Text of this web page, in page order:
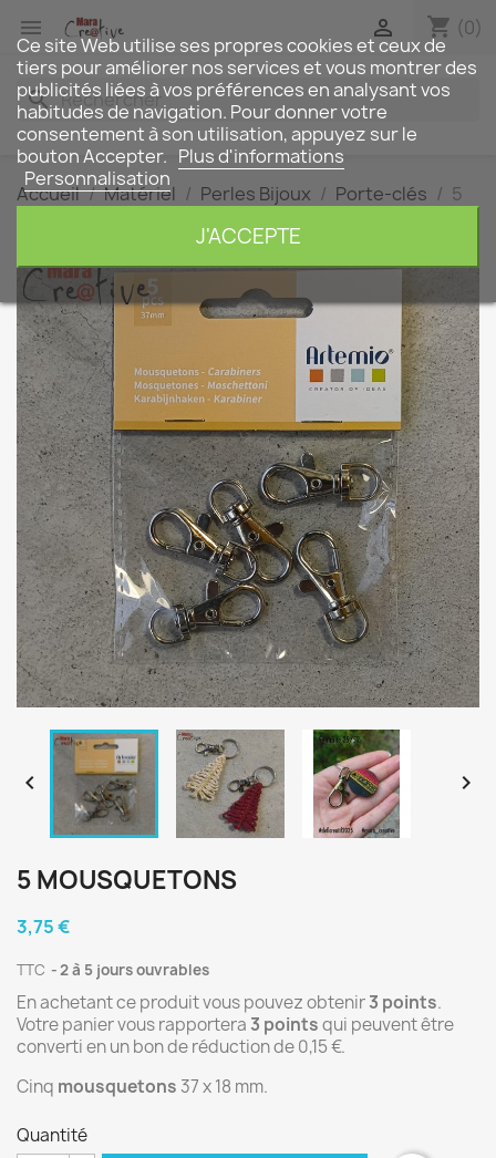
 shopping_cart (0)

search
Accueil Matériel Perles Bijoux Porte-clés
5
 
5 MOUSQUETONS
3,75 €
TTC 2 à 5 jours ouvrables
En achetant ce produit vous pouvez obtenir3 points.
Votre panier vous rapportera 3 pointsqui peuvent être
converti en un bon de réduction de0,15 €.
Cinq mousquetons 37 x 18 mm.
Quantité
Ce site Web utilise ses propres cookies et ceux de
tiers pour améliorer nos services et vous montrer des
publicités liées à vos préférences en analysant vos
habitudes de navigation. Pour donner votre
consentement à son utilisation, appuyez sur le
bouton Accepter. Plus d'informations
Personnalisation
J'ACCEPTE